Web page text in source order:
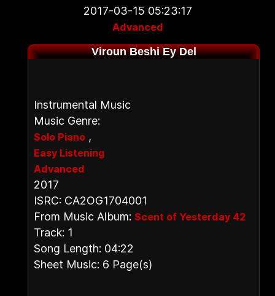
2017-03-15 05:23:17
Advanced
Viroun Beshi Ey Del
Instrumental Music
Music Genre:
Solo Piano ,
Easy Listening
Advanced
2017
ISRC: CA2OG1704001
From Music Album: Scent of Yesterday 42
Track: 1
Song Length: 04:22
Sheet Music: 6 Page(s)